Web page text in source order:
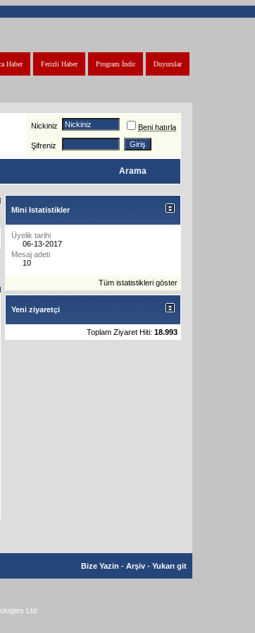
Duyurular
Program İndir
Ferizli Haber
Haber
Nickiniz Beni hatırla
Şifreniz
Arama
Mini Istatistikler
Üyelik tarihi
06-13-2017
Mesaj adeti
10
Tüm istatistikleri göster
Yeni ziyaretçi
Toplam Ziyaret Hiti: 18.993
Bize Yazin - Arşiv - Yukarı git
Ltd.